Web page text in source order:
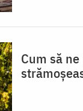
Cum să